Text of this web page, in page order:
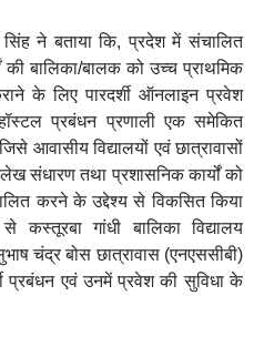
सिंह ने बताया कि, प्रदेश में संचालित
की बालिका/बालक को उच्च प्राथमिक
के लिए पारदर्शी ऑनलाइन प्रवेश
प्रबंधन प्रणाली एक समेकित
आवासीय विद्यालयों एवं छात्रावासों
संधारण तथा प्रशासनिक कार्यों को
करने के उद्देश्य से विकसित किया
गांधी बालिका विद्यालय
चंद्र बोस छात्रावास (एनएससीबी)
प्रबंधन एवं उनमें प्रवेश की सुविधा के